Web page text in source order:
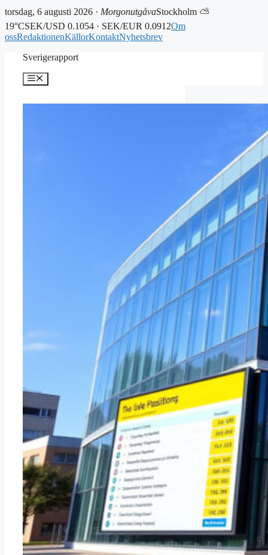
torsdag, 6 augusti 2026 · MorgonutgåvaStockholm ⛅
19°CSEK/USD 0.1054 · SEK/EUR 0.0912Om
ossRedaktionenKällorKontaktNyhetsbrev
Sverigerapport
Meny